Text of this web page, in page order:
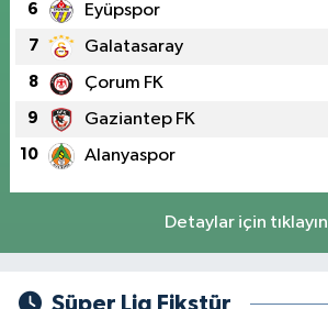
6 Eyüpspor
7 Galatasaray
8 Çorum FK
9 Gaziantep FK
10 Alanyaspor
Detaylar için tıklayın
Süper Lig Fikstür